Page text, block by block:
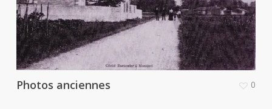
Photos anciennes 0